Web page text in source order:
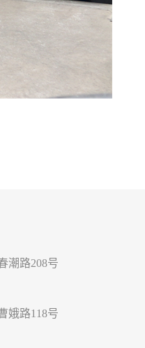
潮路208号
娥路118号